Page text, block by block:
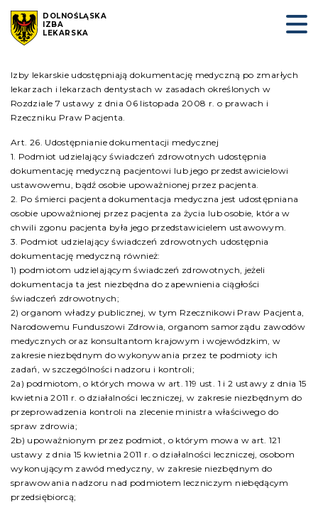
DOLNOŚLĄSKA
IZBA
LEKARSKA
Izby lekarskie udostępniają dokumentację medyczną po zmarłych
lekarzach i lekarzach dentystach w zasadach określonych w
Rozdziale 7 ustawy z dnia 06 listopada 2008 r. o prawach i
Rzeczniku Praw Pacjenta.
Art. 26. Udostępnianie dokumentacji medycznej
1. Podmiot udzielający świadczeń zdrowotnych udostępnia
dokumentację medyczną pacjentowi lub jego przedstawicielowi
ustawowemu, bądź osobie upoważnionej przez pacjenta.
2. Po śmierci pacjenta dokumentacja medyczna jest udostępniana
osobie upoważnionej przez pacjenta za życia lub osobie, która w
chwili zgonu pacjenta była jego przedstawicielem ustawowym.
3. Podmiot udzielający świadczeń zdrowotnych udostępnia
dokumentację medyczną również:
1) podmiotom udzielającym świadczeń zdrowotnych, jeżeli
dokumentacja ta jest niezbędna do zapewnienia ciągłości
świadczeń zdrowotnych;
2) organom władzy publicznej, w tym Rzecznikowi Praw Pacjenta,
Narodowemu Funduszowi Zdrowia, organom samorządu zawodów
medycznych oraz konsultantom krajowym i wojewódzkim, w
zakresie niezbędnym do wykonywania przez te podmioty ich
zadań, w szczególności nadzoru i kontroli;
2a) podmiotom, o których mowa w art. 119 ust. 1 i 2 ustawy z dnia 15
kwietnia 2011 r. o działalności leczniczej, w zakresie niezbędnym do
przeprowadzenia kontroli na zlecenie ministra właściwego do
spraw zdrowia;
2b) upoważnionym przez podmiot, o którym mowa w art. 121
ustawy z dnia 15 kwietnia 2011 r. o działalności leczniczej, osobom
wykonującym zawód medyczny, w zakresie niezbędnym do
sprawowania nadzoru nad podmiotem leczniczym niebędącym
przedsiębiorcą;